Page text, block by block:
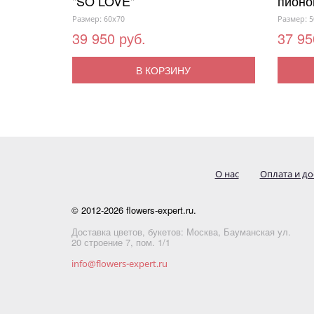
Размер: 60x70
39 950 руб.
В КОРЗИНУ
Размер:
37
О нас Оплата и
© 2012-2026 flowers-expert.ru.
Доставка цветов, букетов: Москва, Бауманская ул.
20 строение 7, пом. 1/1
info@flowers-expert.ru